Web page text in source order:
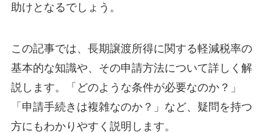
助けとなるでしょう。
この記事では、長期譲渡所得に関する軽減税率の
基本的な知識や、その申請方法について詳しく解
説します。「どのような条件が必要なのか？」
「申請手続きは複雑なのか？」など、疑問を持つ
方にもわかりやすく説明します。